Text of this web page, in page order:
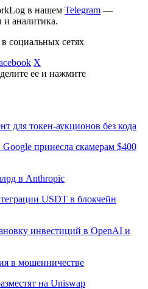
в нашем Telegram —
и аналитика.
социальных сетях
X
ее и нажмите
для токен-аукционов без кода
принесла скамерам $400
в Anthropic
USDT в блокчейн
инвестиций в OpenAI и
в мошенничестве
на Uniswap